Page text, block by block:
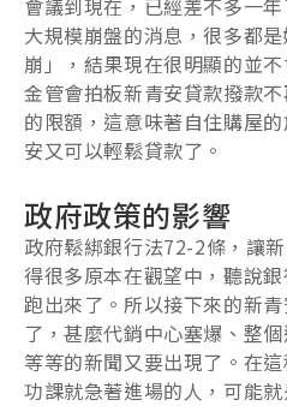
會議到現在，已經差不多一
大規模崩盤的消息，很多都
崩」，結果現在很明顯的並
金管會拍板新青安貸款撥款
的限額，這意味著自住購屋
安又可以輕鬆貸款了。
政府政策的影響
政府鬆綁銀行法72-2條，讓
得很多原本在觀望中，聽說
跑出來了。所以接下來的新
了，甚麼代銷中心塞爆、整
等等的新聞又要出現了。在
功課就急著進場的人，可能就